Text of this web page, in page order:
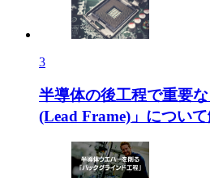
3
半導体の後工程で重要
(Lead Frame)」につい